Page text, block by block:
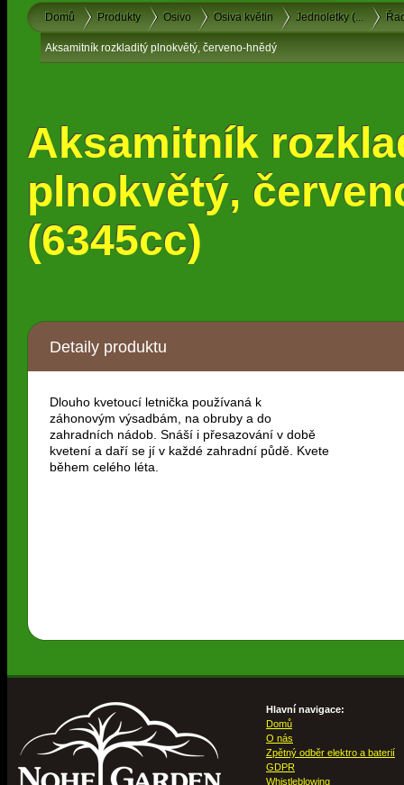
Domů Produkty Osivo Osiva květin Jednoletky (...
Aksamitník rozkladitý plnokvětý, červeno-hnědý
Aksamitník
plnokvětý,
(6345cc)
Detaily produktu
Dlouho kvetoucí letnička používaná k
záhonovým výsadbám, na obruby a do
zahradních nádob. Snáší i přesazování v době
kvetení a daří se jí v každé zahradní půdě. Kvete
během celého léta.
Hlavní navigace:
Domů
O nás
Zpětný odběr elektro a baterií
GDPR
Whistleblowing